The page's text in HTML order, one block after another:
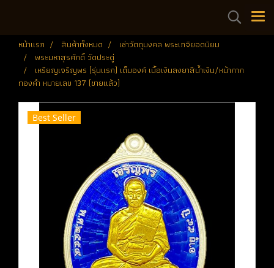
หน้าแรก สินค้าทั้งหมด
เช่าวัตถุมงคล พระเกจิยอดนิยม
พระมหาสุรศักดิ์ วัดประดู่
เหรียญเจริญพร (รุ่นแรก) เต็มองค์ เนื้อเงินลงยาสีน้ำเงิน/หน้ากาก
ทองคำ หมายเลข 137 (ขายแล้ว)
Best Seller